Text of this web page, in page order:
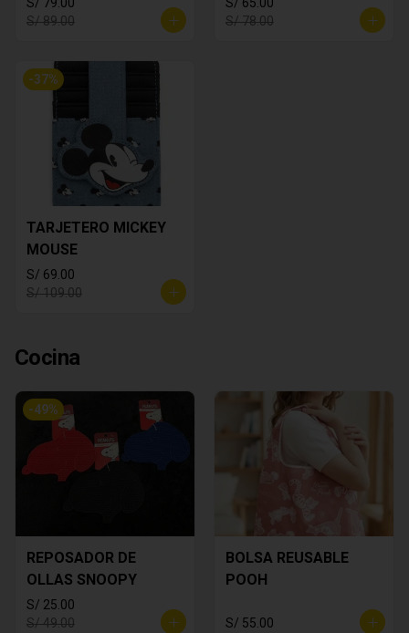
S/ 89.00
S/ 78.00
-37%
TARJETERO MICKEY
MOUSE
S/ 69.00
S/ 109.00
Cocina
-49%
REPOSADOR DE
OLLAS SNOOPY
S/ 25.00
S/ 49.00
BOLSA REUSABLE
POOH
S/ 55.00